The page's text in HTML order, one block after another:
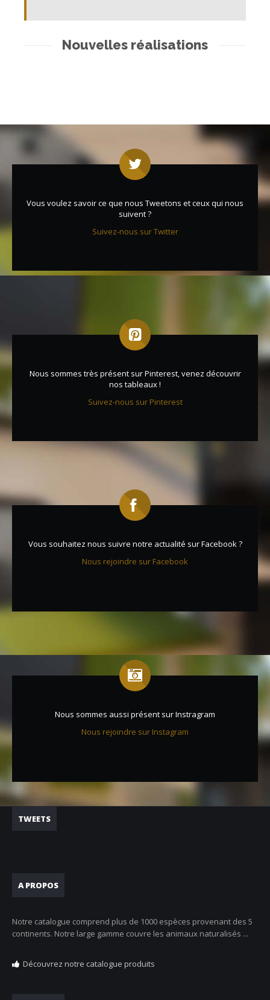
Nouvelles réalisations
Vous voulez savoir ce que nous Tweetons et ceux qui nous
suivent ?
Suivez-nous sur Twitter
Nous sommes très présent sur Pinterest, venez découvrir
nos tableaux !
Suivez-nous sur Pinterest
Vous souhaitez nous suivre notre actualité sur Facebook ?
Nous rejoindre sur Facebook
Nous sommes aussi présent sur Instragram
Nous rejoindre sur Instagram
TWEETS
A PROPOS
Notre catalogue comprend plus de 1000 espèces provenant des 5
continents. Notre large gamme couvre les animaux naturalisés ...
Découvrez notre catalogue produits